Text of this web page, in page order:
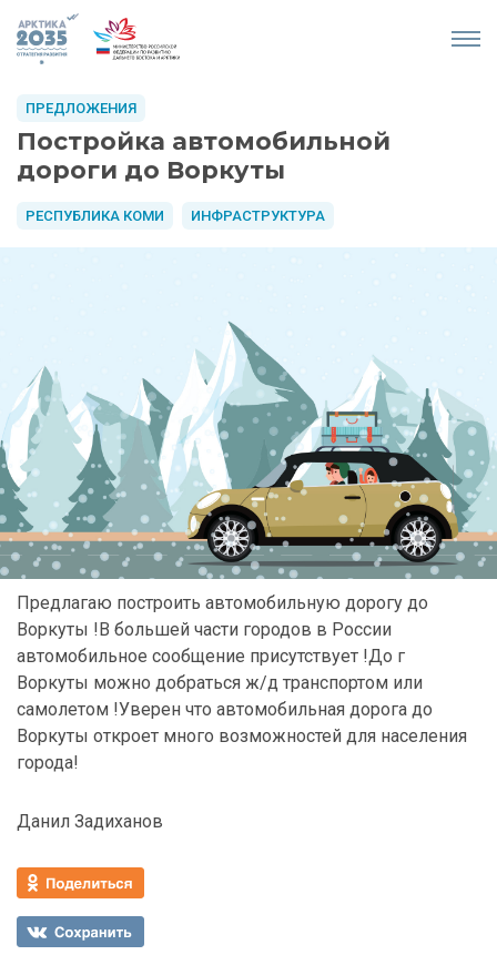
Постройка автомобильной
дороги до Воркуты
РЕСПУБЛИКА КОМИ ИНФРАСТРУКТУРА
ПРЕДЛОЖЕНИЯ
Предлагаю построить автомобильную дорогу до
Воркуты !В большей части городов в России
автомобильное сообщение присутствует !До г
Воркуты можно добраться ж/д транспортом или
самолетом !Уверен что автомобильная дорога до
Воркуты откроет много возможностей для населения
города!
Данил Задиханов